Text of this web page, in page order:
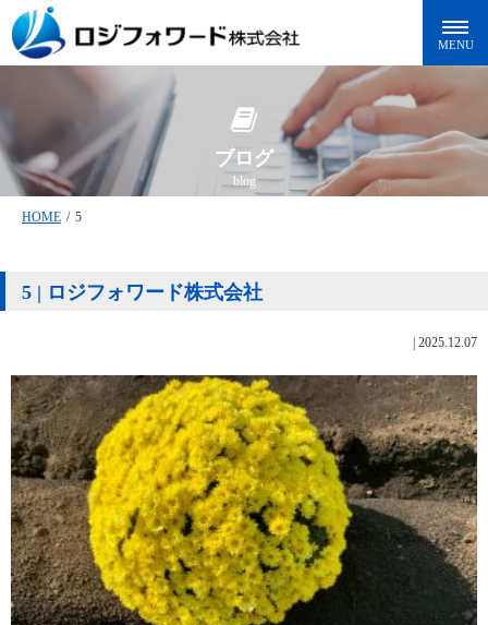
ブログ
blog
HOME / 5
5 | ロジフォワード株式会社
2025.12.07